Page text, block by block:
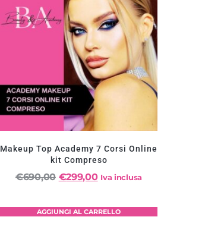
Makeup Top Academy 7 Corsi Online
kit Compreso
€690,00 €299,00 Iva inclusa
AGGIUNGI AL CARRELLO